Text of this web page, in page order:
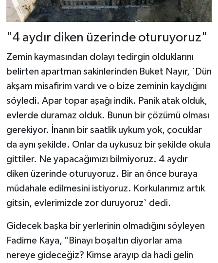
"4 aydır diken üzerinde oturuyoruz"
Zemin kaymasından dolayı tedirgin olduklarını
belirten apartman sakinlerinden Buket Nayır, `Dün
akşam misafirim vardı ve o bize zeminin kaydığını
söyledi. Apar topar aşağı indik. Panik atak olduk,
evlerde duramaz olduk. Bunun bir çözümü olması
gerekiyor. İnanın bir saatlik uykum yok, çocuklar
da aynı şekilde. Onlar da uykusuz bir şekilde okula
gittiler. Ne yapacağımızı bilmiyoruz. 4 aydır
diken üzerinde oturuyoruz. Bir an önce buraya
müdahale edilmesini istiyoruz. Korkularımız artık
gitsin, evlerimizde zor duruyoruz` dedi.
Gidecek başka bir yerlerinin olmadığını söyleyen
Fadime Kaya, "Binayı boşaltın diyorlar ama
nereye gideceğiz? Kimse arayıp da hadi gelin